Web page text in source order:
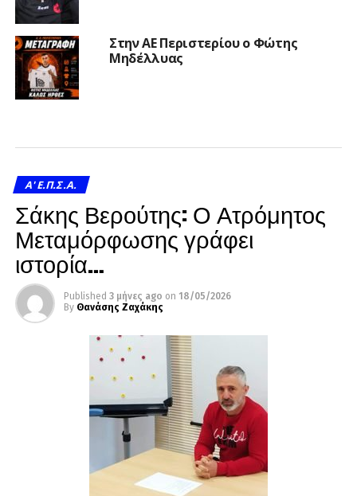
Στην ΑΕ Περιστερίου ο Φώτης
Μηδέλλυας
A' Ε.Π.Σ.Α.
Σάκης Βερούτης: Ο Ατρόμητος
Μεταμόρφωσης γράφει
ιστορία…
Published 3 μήνες ago on 18/05/2026
By Θανάσης Ζαχάκης